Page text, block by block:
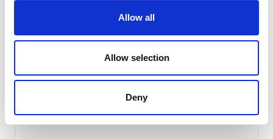
Allow all
Allow selection
Deny
PETITES ENTREPRISES